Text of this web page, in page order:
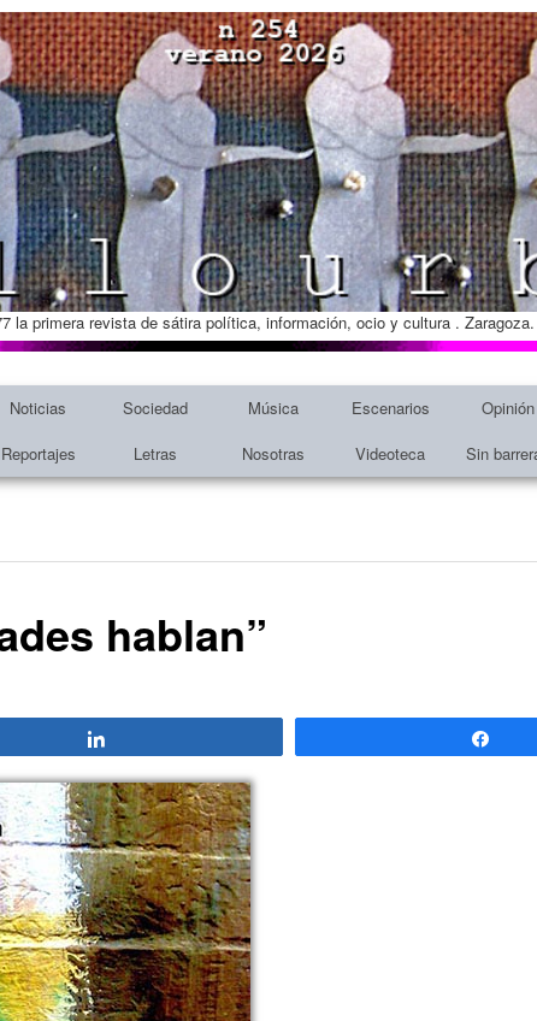
la primera revista de sátira política, información, ocio y cultura .
Noticias Sociedad Música Escenarios Opinión
Reportajes Letras Nosotras Videoteca Sin
hablan”